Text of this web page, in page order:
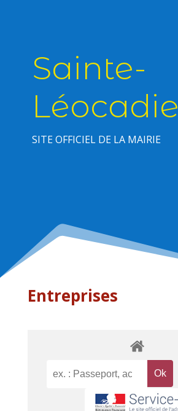
Sainte-
Léocadie
SITE OFFICIEL DE LA MAIRIE
Entreprises